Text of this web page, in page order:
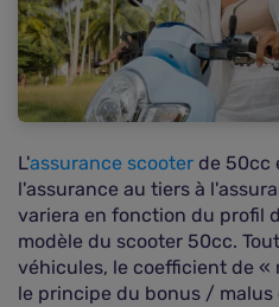
L'assurance scooter de 50cc
l'assurance au tiers à
variera en fonction du profil
modèle du scooter 50cc.
véhicules, le coefficient de
le principe du bonus / malus